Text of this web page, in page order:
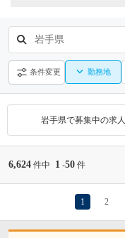
岩手県
条件変更 勤務地
岩手県で募集中の求人
6,624 件中 1 -50 件
1 2